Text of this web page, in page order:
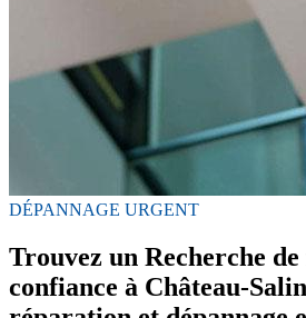
DÉPANNAGE URGENT
Trouvez un Recherche
confiance à Château-